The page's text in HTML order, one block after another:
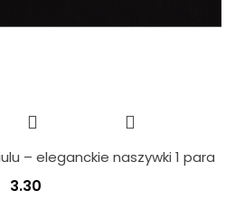
– eleganckie naszywki 1 para
3.30